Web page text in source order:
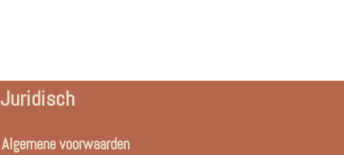
Juridisch
Algemene voorwaarden